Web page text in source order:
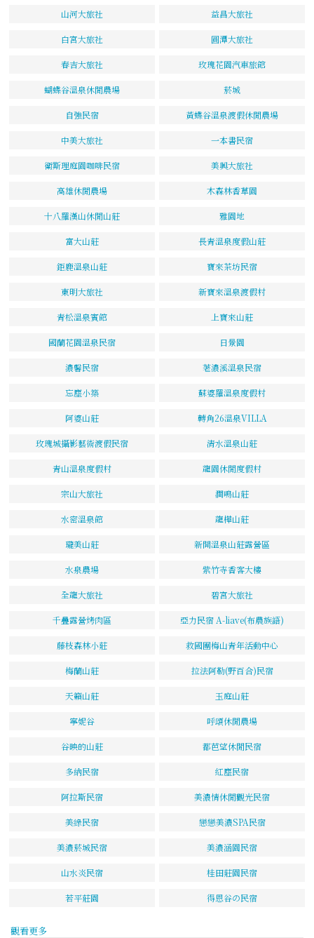
山河大旅社 益昌大旅社
白宮大旅社 圓潭大旅社
春吉大旅社 玫瑰花園汽車旅館
蝴蝶谷溫泉休閒農場 菸城
自強民宿 黃蝶谷溫泉渡假休閒農場
中美大旅社 一本書民宿
衛斯理庭園咖啡民宿 美興大旅社
高雄休閒農場 木森林香草園
十八羅漢山休閒山莊 雅園地
富大山莊 長青溫泉度假山莊
鉅鹿溫泉山莊 寶來茶坊民宿
東明大旅社 新寶來溫泉渡假村
青松溫泉賓館 上寶來山莊
國蘭花園溫泉民宿 日景園
濃馨民宿 荖濃溪溫泉民宿
忘塵小築 蘇婆羅溫泉度假村
阿婆山莊 轉角26溫泉VILLA
玫瑰城攝影藝術渡假民宿 清水溫泉山莊
青山溫泉度假村 龍園休閒度假村
宗山大旅社 澗鳴山莊
水密溫泉館 龍樺山莊
瓏美山莊 新開溫泉山莊露營區
水泉農場 紫竹寺香客大樓
全龍大旅社 碧宮大旅社
千疊露營烤肉區 亞力民宿 A-liave(布農族語)
藤枝森林小莊 救國團梅山青年活動中心
梅蘭山莊 拉法阿勒(野百合)民宿
天籟山莊 玉庭山莊
寧妮谷 呼頌休閒農場
谷映的山莊 都芭望休閒民宿
多納民宿 紅塵民宿
阿拉斯民宿 美濃情休閒觀光民宿
美綠民宿 戀戀美濃SPA民宿
美濃菸城民宿 美濃涵園民宿
山水炎民宿 桂田莊園民宿
若平莊園 得恩谷の民宿
觀看更多